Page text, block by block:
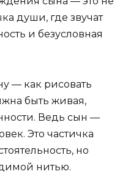
души, где звучат
и безусловная
— как рисовать
быть живая,
Ведь сын —
Это частичка
но
нитью.